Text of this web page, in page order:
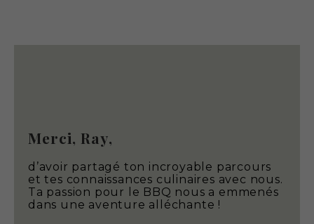
Merci, Ray,
d’avoir partagé ton incroyable parcours
et tes connaissances culinaires avec nous.
Ta passion pour le BBQ nous a emmenés
dans une aventure alléchante !